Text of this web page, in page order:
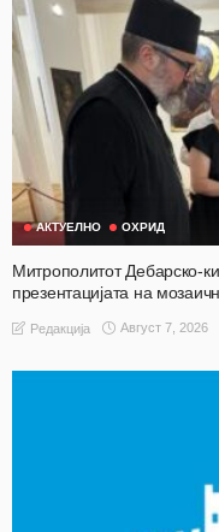
АКТУЕЛНО ОХРИД
Митрополитот Дебарско-
презентацијата на
Редакција Август 7, 2026